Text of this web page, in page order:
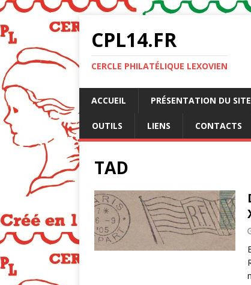
CPL14.FR
CERCLE PHILATÉLIQUE LEXOVIEN
ACCUEIL PRÉSENTATION DU SITE
OUTILS LIENS CONTACTS
TAD